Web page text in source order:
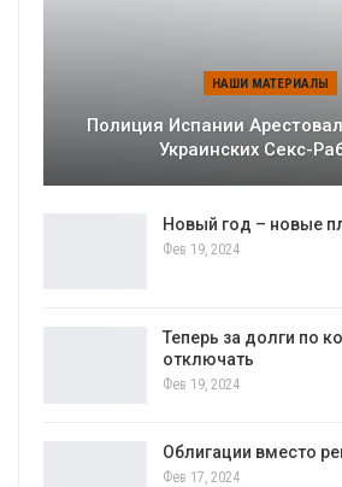
НАШИ МАТЕРИАЛЫ
Полиция Испании
Украинских Секс-
Новый год – новые
Фев 19, 2024
Теперь за долги по
отключать
Фев 19, 2024
Облигации вместо
Фев 17, 2024